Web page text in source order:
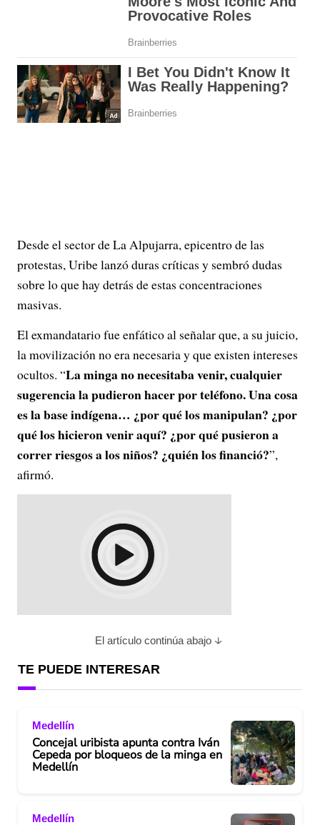
Desde el sector de La Alpujarra, epicentro de las
protestas, Uribe lanzó duras críticas y sembró dudas
sobre lo que hay detrás de estas concentraciones
masivas.
El exmandatario fue enfático al señalar que, a su juicio,
la movilización no era necesaria y que existen intereses
ocultos. “La minga no necesitaba venir, cualquier
sugerencia la pudieron hacer por teléfono. Una cosa
es la base indígena… ¿por qué los manipulan? ¿por
qué los hicieron venir aquí? ¿por qué pusieron a
correr riesgos a los niños? ¿quién los financió?”,
afirmó.
El artículo continúa abajo
TE PUEDE INTERESAR
Medellín
Concejal uribista apunta contra Iván
Cepeda por bloqueos de la minga en
Medellín
Medellín